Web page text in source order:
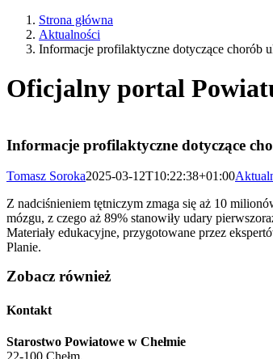
Strona główna
Aktualności
Informacje profilaktyczne dotyczące chorób
Oficjalny portal
Informacje profilaktyczne dotyczące
Tomasz Soroka2025-03-12T10:22:38+01:00
Z nadciśnieniem tętniczym zmaga się aż 10
mózgu, z czego aż 89% stanowiły udary
Materiały edukacyjne, przygotowane przez
Planie.
Zobacz również
Kontakt
Starostwo Powiatowe w Chełmie
22-100 Chełm,